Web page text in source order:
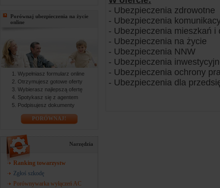
Porównaj ubezpieczenia na życie
online
Wypełniasz formularz online
Otrzymujesz gotowe oferty
Wybierasz najlepszą ofertę
Spotykasz się z agentem
Podpisujesz dokumenty
PORÓWNAJ!
Narzędzia
Ranking towarzystw
Zgłoś szkodę
Porównywarka wyłączeń AC
- Ubezpieczenia zdrowotne
- Ubezpieczenia
- Ubezpieczenia mieszkań i
- Ubezpieczenia na życie
- Ubezpieczenia NNW
- Ubezpieczenia
- Ubezpieczenia ochrony
- Ubezpieczenia dla